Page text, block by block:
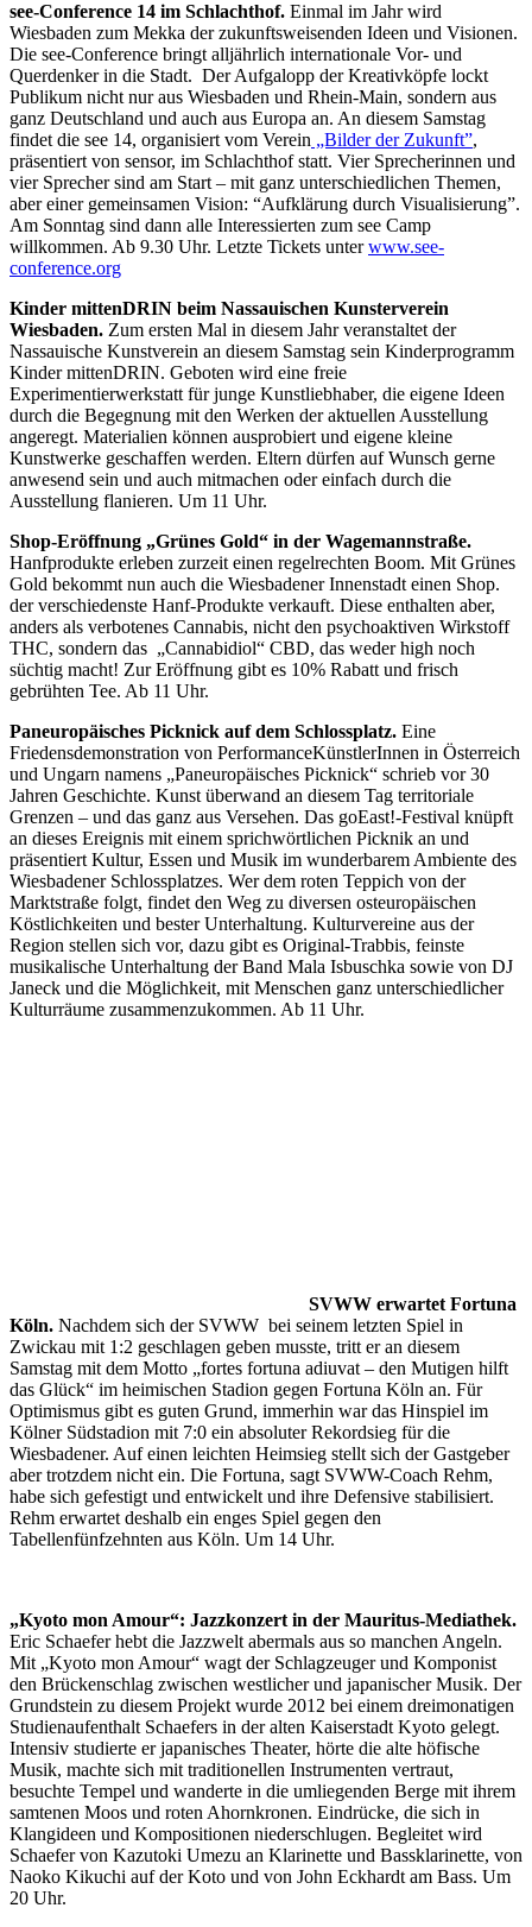
see-Conference 14 im Schlachthof. Einmal im Jahr wird
Wiesbaden zum Mekka der zukunftsweisenden Ideen und Visionen.
Die see-Conference bringt alljährlich internationale Vor- und
Querdenker in die Stadt. Der Aufgalopp der Kreativköpfe lockt
Publikum nicht nur aus Wiesbaden und Rhein-Main, sondern aus
ganz Deutschland und auch aus Europa an. An diesem Samstag
findet die see 14, organisiert vom Verein „Bilder der Zukunft”,
präsentiert von sensor, im Schlachthof statt. Vier Sprecherinnen und
vier Sprecher sind am Start – mit ganz unterschiedlichen Themen,
aber einer gemeinsamen Vision: “Aufklärung durch Visualisierung”.
Am Sonntag sind dann alle Interessierten zum see Camp
willkommen. Ab 9.30 Uhr. Letzte Tickets unterwww.see-
conference.org
Kinder mittenDRIN beim Nassauischen Kunsterverein
Wiesbaden. Zum ersten Mal in diesem Jahr veranstaltet der
Nassauische Kunstverein an diesem Samstag sein Kinderprogramm
Kinder mittenDRIN. Geboten wird eine freie
Experimentierwerkstatt für junge Kunstliebhaber, die eigene Ideen
durch die Begegnung mit den Werken der aktuellen Ausstellung
angeregt. Materialien können ausprobiert und eigene kleine
Kunstwerke geschaffen werden. Eltern dürfen auf Wunsch gerne
anwesend sein und auch mitmachen oder einfach durch die
Ausstellung flanieren. Um 11 Uhr.
Shop-Eröffnung „Grünes Gold“ in der Wagemannstraße.
Hanfprodukte erleben zurzeit einen regelrechten Boom. Mit Grünes
Gold bekommt nun auch die Wiesbadener Innenstadt einen Shop.
der verschiedenste Hanf-Produkte verkauft. Diese enthalten aber,
anders als verbotenes Cannabis, nicht den psychoaktiven Wirkstoff
THC, sondern das „Cannabidiol“ CBD, das weder high noch
süchtig macht! Zur Eröffnung gibt es 10% Rabatt und frisch
gebrühten Tee. Ab 11 Uhr.
Paneuropäisches Picknick auf dem Schlossplatz. Eine
Friedensdemonstration von PerformanceKünstlerInnen in Österreich
und Ungarn namens „Paneuropäisches Picknick“ schrieb vor 30
Jahren Geschichte. Kunst überwand an diesem Tag territoriale
Grenzen – und das ganz aus Versehen. Das goEast!-Festival knüpft
an dieses Ereignis mit einem sprichwörtlichen Picknik an und
präsentiert Kultur, Essen und Musik im wunderbarem Ambiente des
Wiesbadener Schlossplatzes. Wer dem roten Teppich von der
Marktstraße folgt, findet den Weg zu diversen osteuropäischen
Köstlichkeiten und bester Unterhaltung. Kulturvereine aus der
Region stellen sich vor, dazu gibt es Original-Trabbis, feinste
musikalische Unterhaltung der Band Mala Isbuschka sowie von DJ
Janeck und die Möglichkeit, mit Menschen ganz unterschiedlicher
Kulturräume zusammenzukommen. Ab 11 Uhr.
SVWW erwartet Fortuna
Köln. Nachdem sich der SVWW bei seinem letzten Spiel in
Zwickau mit 1:2 geschlagen geben musste, tritt er an diesem
Samstag mit dem Motto „fortes fortuna adiuvat – den Mutigen hilft
das Glück“ im heimischen Stadion gegen Fortuna Köln an. Für
Optimismus gibt es guten Grund, immerhin war das Hinspiel im
Kölner Südstadion mit 7:0 ein absoluter Rekordsieg für die
Wiesbadener. Auf einen leichten Heimsieg stellt sich der Gastgeber
aber trotzdem nicht ein. Die Fortuna, sagt SVWW-Coach Rehm,
habe sich gefestigt und entwickelt und ihre Defensive stabilisiert.
Rehm erwartet deshalb ein enges Spiel gegen den
Tabellenfünfzehnten aus Köln. Um 14 Uhr.
„Kyoto mon Amour“: Jazzkonzert in der Mauritus-Mediathek.
Eric Schaefer hebt die Jazzwelt abermals aus so manchen Angeln.
Mit „Kyoto mon Amour“ wagt der Schlagzeuger und Komponist
den Brückenschlag zwischen westlicher und japanischer Musik. Der
Grundstein zu diesem Projekt wurde 2012 bei einem dreimonatigen
Studienaufenthalt Schaefers in der alten Kaiserstadt Kyoto gelegt.
Intensiv studierte er japanisches Theater, hörte die alte höfische
Musik, machte sich mit traditionellen Instrumenten vertraut,
besuchte Tempel und wanderte in die umliegenden Berge mit ihrem
samtenen Moos und roten Ahornkronen. Eindrücke, die sich in
Klangideen und Kompositionen niederschlugen. Begleitet wird
Schaefer von Kazutoki Umezu an Klarinette und Bassklarinette, von
Naoko Kikuchi auf der Koto und von John Eckhardt am Bass. Um
20 Uhr.